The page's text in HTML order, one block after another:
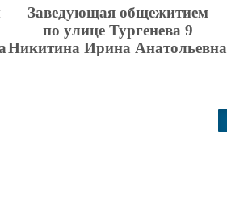
Заведующая общежитием
по улице Тургенева 9
Никитина Ирина Анатольевна